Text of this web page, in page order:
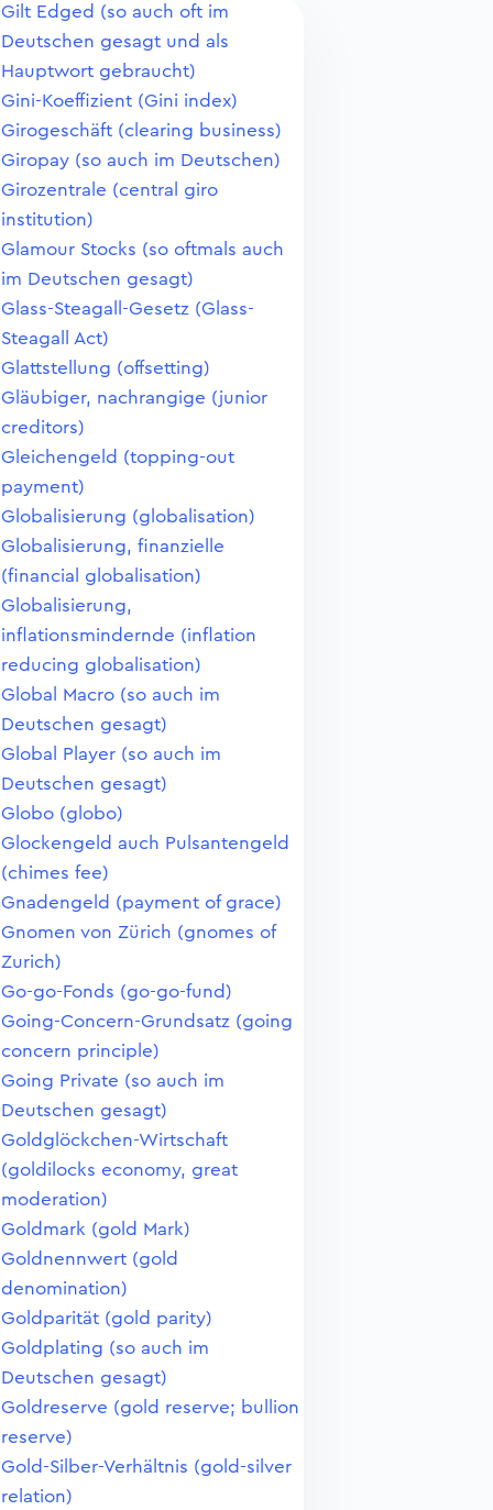
Gilt Edged (so auch oft im
Deutschen gesagt und als
Hauptwort gebraucht)
Gini-Koeffizient (Gini index)
Girogeschäft (clearing business)
Giropay (so auch im Deutschen)
Girozentrale (central giro
institution)
Glamour Stocks (so oftmals auch
im Deutschen gesagt)
Glass-Steagall-Gesetz (Glass-
Steagall Act)
Glattstellung (offsetting)
Gläubiger, nachrangige (junior
creditors)
Gleichengeld (topping-out
payment)
Globalisierung (globalisation)
Globalisierung, finanzielle
(financial globalisation)
Globalisierung,
inflationsmindernde (inflation
reducing globalisation)
Global Macro (so auch im
Deutschen gesagt)
Global Player (so auch im
Deutschen gesagt)
Globo (globo)
Glockengeld auch Pulsantengeld
(chimes fee)
Gnadengeld (payment of grace)
Gnomen von Zürich (gnomes of
Zurich)
Go-go-Fonds (go-go-fund)
Going-Concern-Grundsatz (going
concern principle)
Going Private (so auch im
Deutschen gesagt)
Goldglöckchen-Wirtschaft
(goldilocks economy, great
moderation)
Goldmark (gold Mark)
Goldnennwert (gold
denomination)
Goldparität (gold parity)
Goldplating (so auch im
Deutschen gesagt)
Goldreserve (gold reserve; bullion
reserve)
Gold-Silber-Verhältnis (gold-silver
relation)